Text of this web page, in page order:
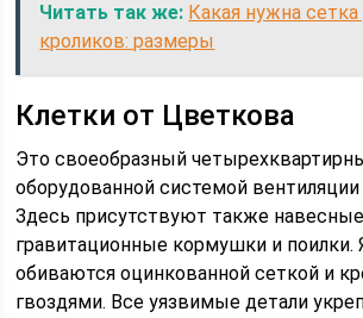
Читать так же: Какая нужна сетка
кроликов: размеры
Клетки от Цветкова
Это своеобразный
оборудованной системой вентиляции
Здесь присутствуют также
гравитационные кормушки и поилки.
обиваются оцинкованной сеткой и
гвоздями. Все уязвимые детали